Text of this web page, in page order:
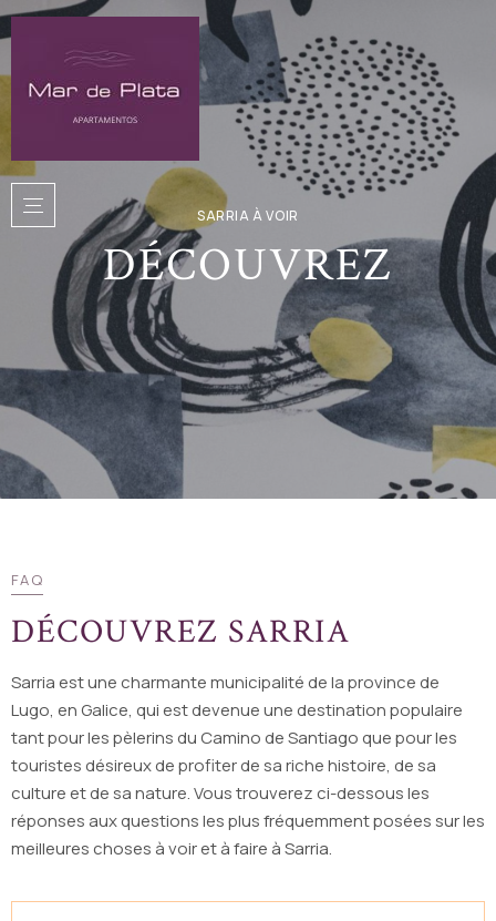
SARRIA À VOIR
DÉCOUVREZ
FAQ
DÉCOUVREZ SARRIA
Sarria est une charmante municipalité de la province de
Lugo, en Galice, qui est devenue une destination populaire
tant pour les pèlerins du Camino de Santiago que pour les
touristes désireux de profiter de sa riche histoire, de sa
culture et de sa nature. Vous trouverez ci-dessous les
réponses aux questions les plus fréquemment posées sur les
meilleures choses à voir et à faire à Sarria.